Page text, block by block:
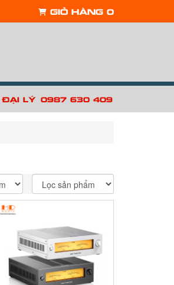
Giỏ hàng 0
Đại lý: 0987 630 409